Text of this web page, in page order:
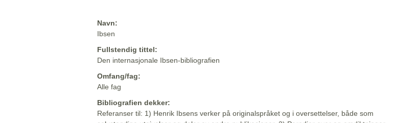
Navn:
Ibsen
Fullstendig tittel:
Den internasjonale Ibsen-bibliografien
Omfang/fag:
Alle fag
Bibliografien dekker:
Referanser til: 1) Henrik Ibsens verker på originalspråket og i oversettelser, både som